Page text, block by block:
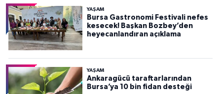
YAŞAM
Bursa Gastronomi Festivali nefes
kesecek! Başkan Bozbey’den
heyecanlandıran açıklama
YAŞAM
Ankaragücü taraftarlarından
Bursa’ya 10 bin fidan desteği